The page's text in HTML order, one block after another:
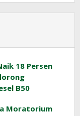
18 Persen
B50
Moratorium